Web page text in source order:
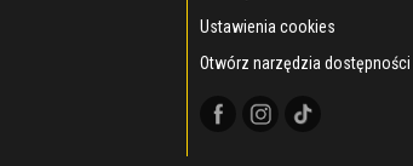
Ustawienia cookies
Otwórz narzędzia dostępności